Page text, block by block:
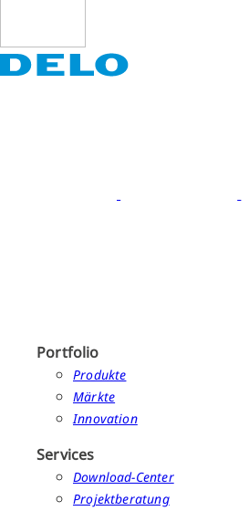
Portfolio
Produkte
Märkte
Innovation
Services
Download-Center
Projektberatung